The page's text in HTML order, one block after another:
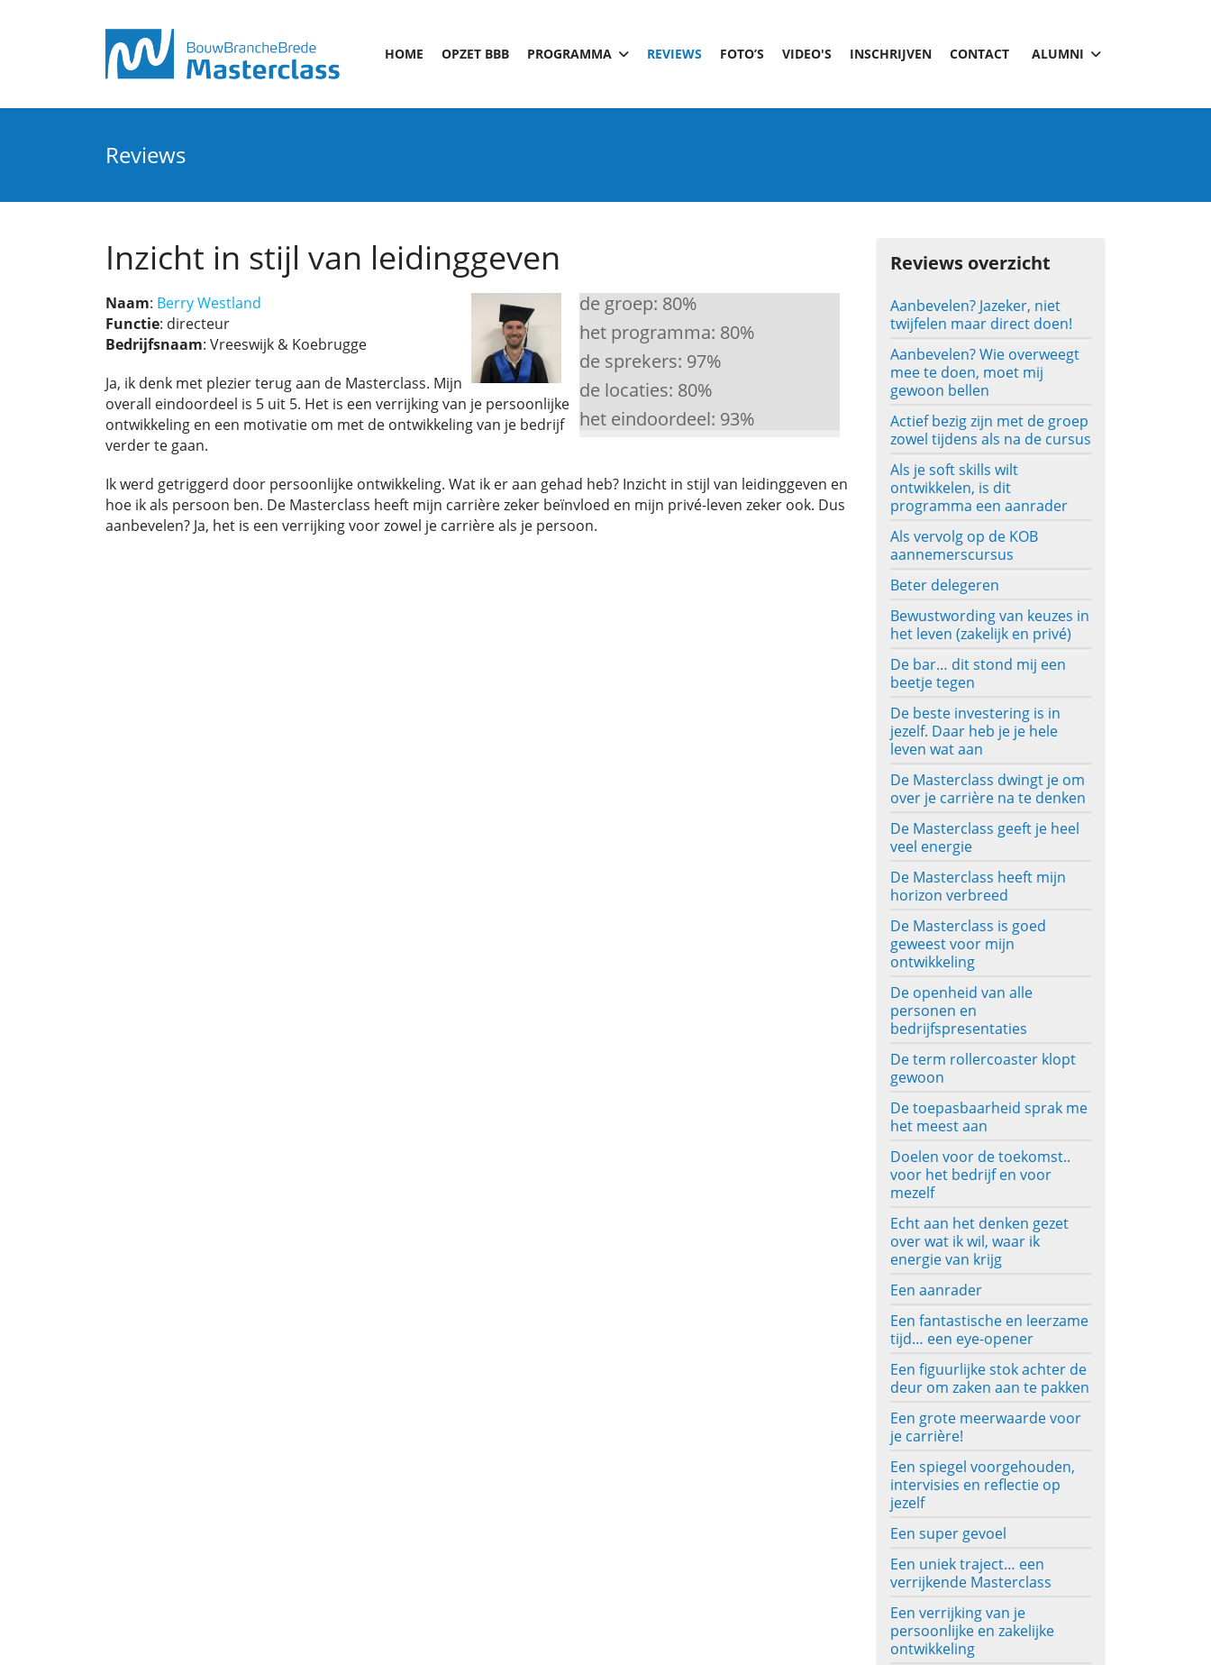
HOME OPZET BBB PROGRAMMA REVIEWS FOTO’S VIDEO'S INSCHRIJVEN CONTACT ALUMNI
Reviews
Inzicht in stijl van leidinggeven
de groep: 80%
het programma: 80%
de sprekers: 97%
de locaties: 80%
het eindoordeel: 93%
Naam: Berry Westland
Functie: directeur
Bedrijfsnaam: Vreeswijk & Koebrugge
Ja, ik denk met plezier terug aan de Masterclass. Mijn
overall eindoordeel is 5 uit 5. Het is een verrijking van je persoonlijke
ontwikkeling en een motivatie om met de ontwikkeling van je bedrijf
verder te gaan.
Ik werd getriggerd door persoonlijke ontwikkeling. Wat ik er aan gehad heb? Inzicht in stijl van leidinggeven en
hoe ik als persoon ben. De Masterclass heeft mijn carrière zeker beïnvloed en mijn privé-leven zeker ook. Dus
aanbevelen? Ja, het is een verrijking voor zowel je carrière als je persoon.
Reviews overzicht
Aanbevelen? Jazeker, niet
twijfelen maar direct doen!
Aanbevelen? Wie overweegt
mee te doen, moet mij
gewoon bellen
Actief bezig zijn met de groep
zowel tijdens als na de cursus
Als je soft skills wilt
ontwikkelen, is dit
programma een aanrader
Als vervolg op de KOB
aannemerscursus
Beter delegeren
Bewustwording van keuzes in
het leven (zakelijk en privé)
De bar… dit stond mij een
beetje tegen
De beste investering is in
jezelf. Daar heb je je hele
leven wat aan
De Masterclass dwingt je om
over je carrière na te denken
De Masterclass geeft je heel
veel energie
De Masterclass heeft mijn
horizon verbreed
De Masterclass is goed
geweest voor mijn
ontwikkeling
De openheid van alle
personen en
bedrijfspresentaties
De term rollercoaster klopt
gewoon
De toepasbaarheid sprak me
het meest aan
Doelen voor de toekomst..
voor het bedrijf en voor
mezelf
Echt aan het denken gezet
over wat ik wil, waar ik
energie van krijg
Een aanrader
Een fantastische en leerzame
tijd… een eye-opener
Een figuurlijke stok achter de
deur om zaken aan te pakken
Een grote meerwaarde voor
je carrière!
Een spiegel voorgehouden,
intervisies en reflectie op
jezelf
Een super gevoel
Een uniek traject… een
verrijkende Masterclass
Een verrijking van je
persoonlijke en zakelijke
ontwikkeling